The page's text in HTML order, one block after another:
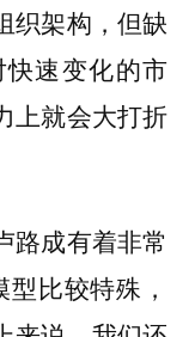
织架构，但缺
速变化的市
上就会大打折
路成有着非常
比较特殊，